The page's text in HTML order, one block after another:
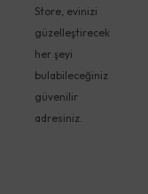
Store, evinizi
güzelleştirecek
her şeyi
bulabileceğiniz
güvenilir
adresiniz.